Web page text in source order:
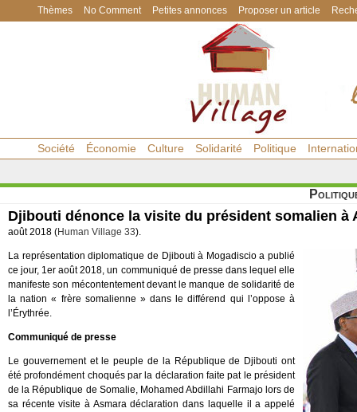
Thèmes No Comment Petites annonces Proposer un article
Société Économie Culture Solidarité Politique
Djibouti dénonce la visite du président somalien à
août 2018 (Human Village 33).
La représentation diplomatique de Djibouti à Mogadiscio a publié
ce jour, 1er août 2018, un communiqué de presse dans lequel elle
manifeste son mécontentement devant le manque de solidarité de
la nation « frère somalienne » dans le différend qui l’oppose à
l’Érythrée.
Communiqué de presse
Le gouvernement et le peuple de la République de Djibouti ont
été profondément choqués par la déclaration faite pat le président
de la République de Somalie, Mohamed Abdillahi Farmajo lors de
sa récente visite à Asmara déclaration dans laquelle il a appelé